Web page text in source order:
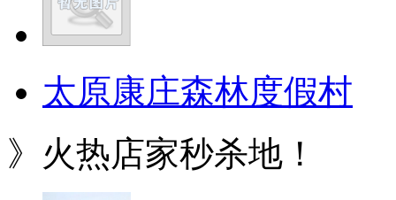
太原康庄森林度假村
》火热店家秒杀地！